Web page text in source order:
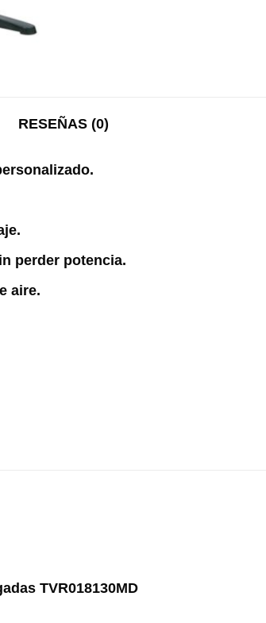
RESEÑAS (0)
perder potencia.
aire.
TVR018130MD